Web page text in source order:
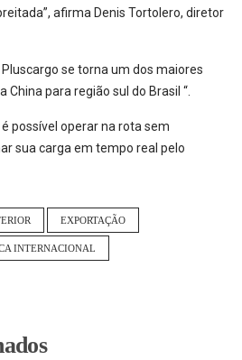
afirma Denis Tortolero, diretor
se torna um dos maiores
para região sul do Brasil “.
possível operar na rota sem
sua carga em tempo real pelo
EXPORTAÇÃO
INTERNACIONAL